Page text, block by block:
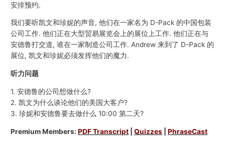
安排预约.
我们要听凯文和珍妮的声音, 他们在一家名为 D-Pack 的中国包装
公司工作. 他们正在大型贸易展览会上的展位上工作. 他们正在与
安德鲁打交道, 谁在一家制造公司工作. Andrew 来到了 D-Pack 的
展位, 凯文和珍妮必须发挥他们的魔力.
听力问题
1. 安德鲁的公司想做什么?
2. 凯文为什么谈论他们的美国大客户?
3. 珍妮和安德鲁要去做什么 10:00 第二天?
Premium Members:PDF Transcript |Quizzes |PhraseCast